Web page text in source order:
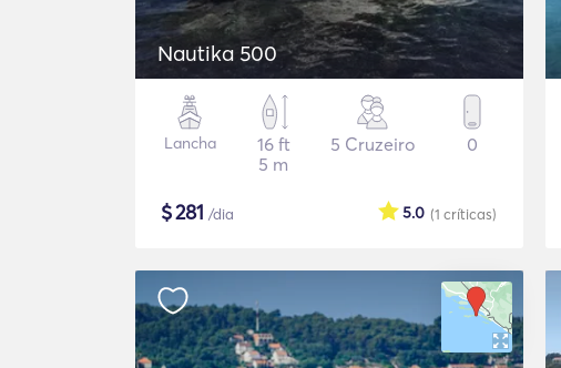
Nautika 500
Lancha
16 ft
5 m
5 Cruzeiro 0
$281 /dia (1 críticas)
5.0